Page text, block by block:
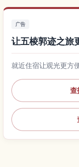
广告
让五棱郭迹之旅
就近住宿让观光更方
查